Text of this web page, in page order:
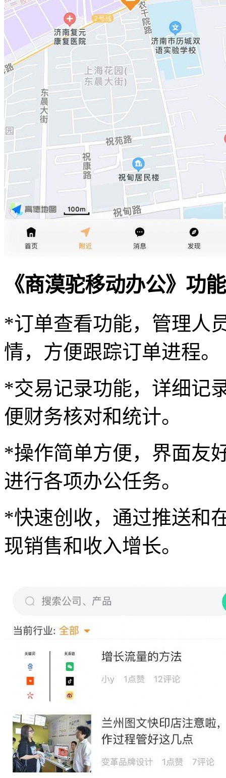
《商漠驼移动办公》功
*订单查看功能，管理人
情，方便跟踪订单进程。
*交易记录功能，详细记
便财务核对和统计。
*操作简单方便，界面友
进行各项办公任务。
*快速创收，通过推送和
现销售和收入增长。